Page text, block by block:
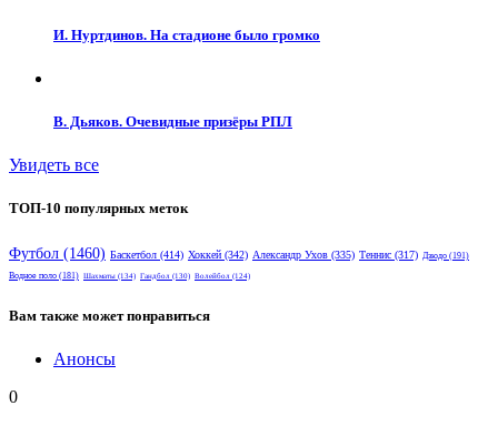
И. Нуртдинов. На стадионе было громко
В. Дьяков. Очевидные призёры РПЛ
Увидеть все
ТОП-10 популярных меток
Футбол (1460) Баскетбол (414) Хоккей (342) Александр Ухов (335) Теннис (317) Дзюдо (191)
Водное поло (181) Шахматы (134) Гандбол (130) Волейбол (124)
Вам также может понравиться
Анонсы
0